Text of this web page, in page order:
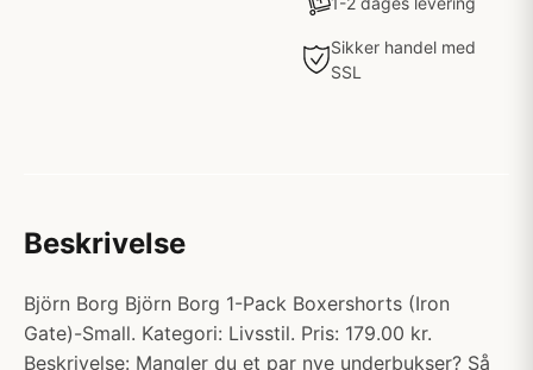
Sikker handel med
SSL
Beskrivelse
Björn Borg Björn Borg 1-Pack Boxershorts (Iron
Gate)-Small. Kategori: Livsstil. Pris: 179.00 kr.
Beskrivelse: Mangler du et par nye underbukser? Så